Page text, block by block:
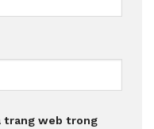
trang web trong